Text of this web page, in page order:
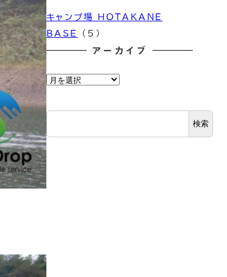
キャンプ場 HOTAKANE
BASE
(5)
アーカイブ
ア
ー
カ
ブ
検索